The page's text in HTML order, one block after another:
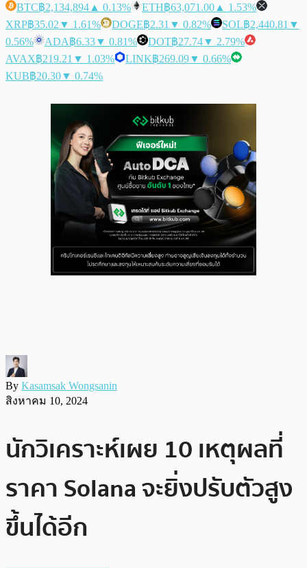
BTC฿2,134,894 ▲ 0.13% ETH฿63,071.00 ▲ 1.53%
XRP฿35.02 ▼ 1.61% DOGE฿2.31 ▼ 0.82% SOL฿2,440.81 ▼
0.56%
ADA฿6.33▼ 0.81% DOT฿27.74▼ 2.79%
AVAX฿219.21 ▼ 1.03% LINK฿269.09▼ 0.66%
KUB฿20.30▼ 0.74%
By Kasamsak Wongsanin
สิงหาคม 10, 2024
นักวิเคราะห์เผย 10 เหตุผลที่
ราคา Solana จะยิ่งปรับตัวสูง
ขึ้นได้อีก